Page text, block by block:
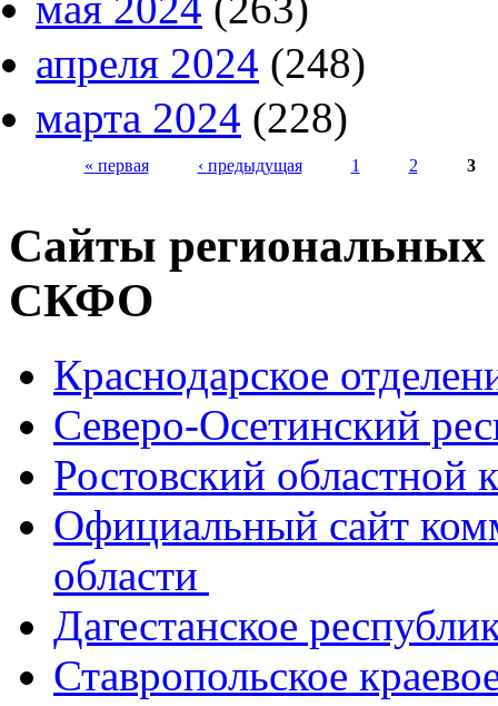
апреля 2024 (248)
марта 2024 (228)
« первая ‹ предыдущая 1 2 3
Сайты
СКФО
Краснодарское
Северо-Осетинский
Ростовский
Официальный сайт
области
Дагестанское
Ставропольское